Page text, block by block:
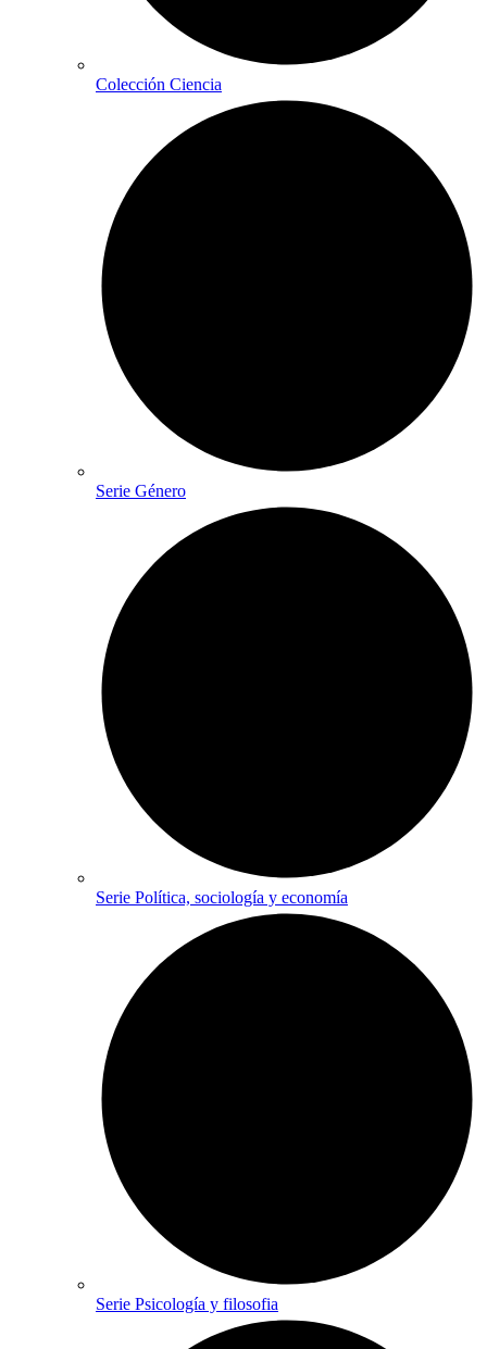
Colección Ciencia
Serie Género
Serie Política, sociología y economía
Serie Psicología y filosofia